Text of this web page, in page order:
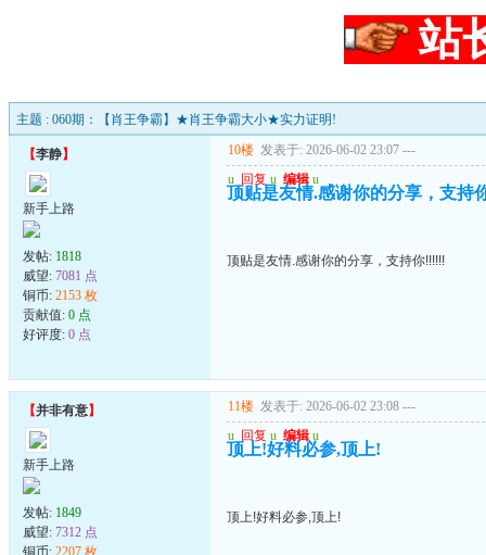
站
主题 : 060期：【肖王争霸】★肖王争霸大小★实力证明!
【李静】
新手上路
发帖: 1818
威望: 7081 点
铜币: 2153 枚
贡献值: 0 点
好评度: 0 点
10楼 发表于: 2026-06-02 23:07 ---
u 回复 u 编辑 u
顶贴是友情.感谢你的分享，支持
顶贴是友情.感谢你的分享，支持你!!!!!!
【并非有意】
新手上路
发帖: 1849
威望: 7312 点
铜币: 2207 枚
11楼 发表于: 2026-06-02 23:08 ---
u 回复 u 编辑 u
顶上!好料必参,顶上!
顶上!好料必参,顶上!